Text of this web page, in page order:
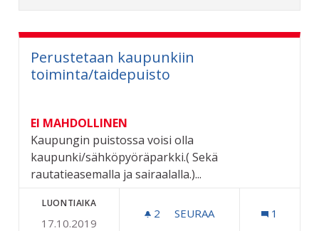
Perustetaan kaupunkiin
toiminta/taidepuisto
EI MAHDOLLINEN
Kaupungin puistossa voisi olla
kaupunki/sähköpyöräparkki.( Sekä
rautatieasemalla ja sairaalalla.)...
LUONTIAIKA
17.10.2019
2 2 SEURAAJAA
SEURAA 1